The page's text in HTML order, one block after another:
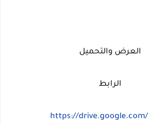
العرض والتحميل
الرابط
https://drive.google.com/